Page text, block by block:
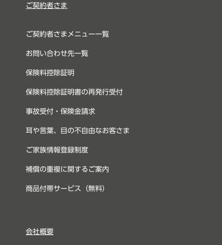
ご契約者さま
ご契約者さまメニュー一覧
お問い合わせ先一覧
保険料控除証明
保険料控除証明書の再発行受付
事故受付・保険金請求
耳や言葉、目の不自由なお客さま
ご家族情報登録制度
補償の重複に関するご案内
商品付帯サービス（無料）
会社概要